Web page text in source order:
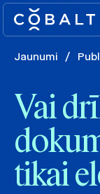
Jaunumi /
Vai
tikai